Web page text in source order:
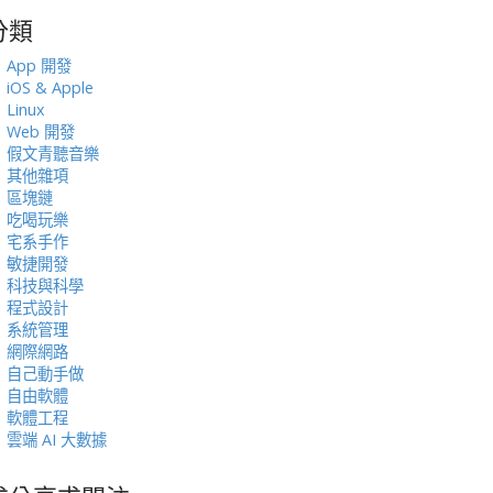
類
App 開發
iOS & Apple
Linux
Web 開發
假文青聽音樂
其他雜項
區塊鏈
吃喝玩樂
宅系手作
敏捷開發
科技與科學
程式設計
系統管理
網際網路
自己動手做
自由軟體
軟體工程
雲端 AI 大數據